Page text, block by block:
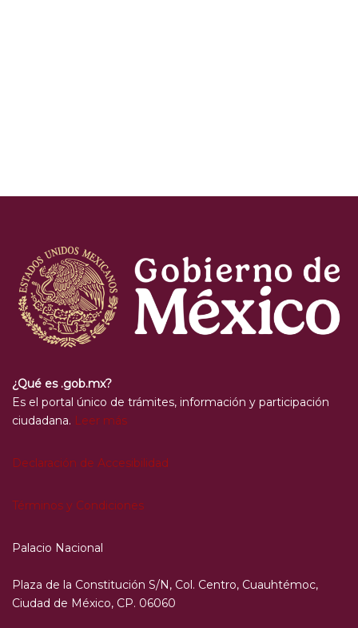
¿Qué es .gob.mx?
Es el portal único de trámites, información y participación
ciudadana. Leer más
Declaración de Accesibilidad
Términos y Condiciones
Palacio Nacional
Plaza de la Constitución S/N, Col. Centro, Cuauhtémoc,
Ciudad de México, CP. 06060